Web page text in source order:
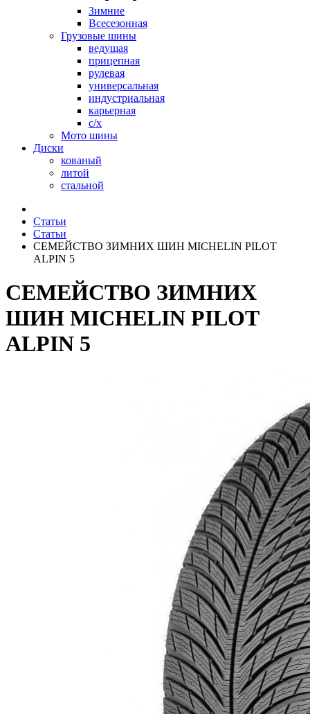
Зимние
Всесезонная
Грузовые шины
ведущая
прицепная
рулевая
универсальная
индустриальная
карьерная
с/х
Мото шины
Диски
кованый
литой
стальной
Статьи
Статьи
СЕМЕЙСТВО ЗИМНИХ ШИН MICHELIN PILOT
ALPIN 5
СЕМЕЙСТВО ЗИМНИХ
ШИН MICHELIN PILOT
ALPIN 5